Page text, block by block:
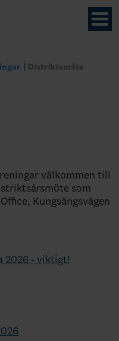
Distriktsmöte
välkommen till
som
Kungsängsvägen
2026 - viktigt!